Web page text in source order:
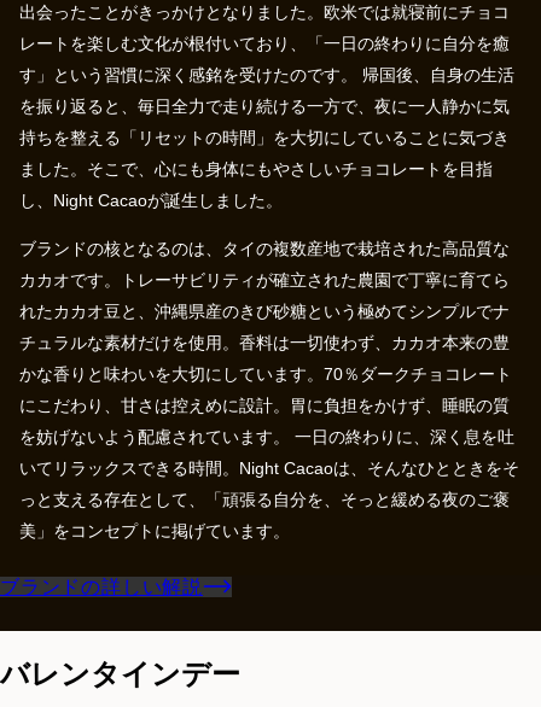
出会ったことがきっかけとなりました。欧米では就寝前にチョコ
レートを楽しむ文化が根付いており、「一日の終わりに自分を癒
す」という習慣に深く感銘を受けたのです。 帰国後、自身の生活
を振り返ると、毎日全力で走り続ける一方で、夜に一人静かに気
持ちを整える「リセットの時間」を大切にしていることに気づき
ました。そこで、心にも身体にもやさしいチョコレートを目指
し、Night Cacaoが誕生しました。
ブランドの核となるのは、タイの複数産地で栽培された高品質な
カカオです。トレーサビリティが確立された農園で丁寧に育てら
れたカカオ豆と、沖縄県産のきび砂糖という極めてシンプルでナ
チュラルな素材だけを使用。香料は一切使わず、カカオ本来の豊
かな香りと味わいを大切にしています。70％ダークチョコレート
にこだわり、甘さは控えめに設計。胃に負担をかけず、睡眠の質
を妨げないよう配慮されています。 一日の終わりに、深く息を吐
いてリラックスできる時間。Night Cacaoは、そんなひとときをそ
っと支える存在として、「頑張る自分を、そっと緩める夜のご褒
美」をコンセプトに掲げています。
ブランドの詳しい解説
バレンタインデー